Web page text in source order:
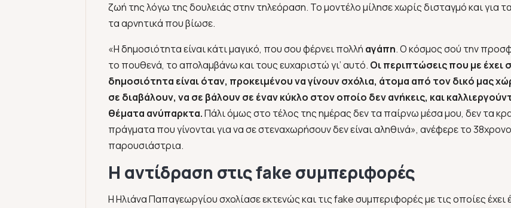
ζωή της λόγω της δουλειάς στην τηλεόραση. Το μοντέλο μίλησε χωρίς δισταγμό και για
τα αρνητικά που βίωσε.
«Η δημοσιότητα είναι κάτι μαγικό, που σου φέρνει πολλή αγάπη. Ο κόσμος σού την
το πουθενά, το απολαμβάνω και τους ευχαριστώ γι’ αυτό. Οι περιπτώσεις που με έχει
δημοσιότητα είναι όταν, προκειμένου να γίνουν σχόλια, άτομα από τον δικό μας
σε διαβάλουν, να σε βάλουν σε έναν κύκλο στον οποίο δεν ανήκεις, και
θέματα ανύπαρκτα.Πάλι όμως στο τέλος της ημέρας δεν τα παίρνω μέσα μου, δεν τα
πράγματα που γίνονται για να σε στεναχωρήσουν δεν είναι αληθινά», ανέφερε το
παρουσιάστρια.
H αντίδραση στις fake συμπεριφορές
Η Ηλιάνα Παπαγεωργίου σχολίασε εκτενώς και τις fake συμπεριφορές με τις οποίες έχει